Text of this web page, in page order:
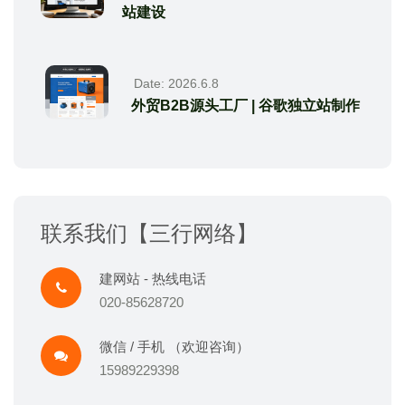
站建设
Date: 2026.6.8
外贸B2B源头工厂 | 谷歌独立站制作
联系我们【三行网络】
建网站 - 热线电话
020-85628720
微信 / 手机 （欢迎咨询）
15989229398